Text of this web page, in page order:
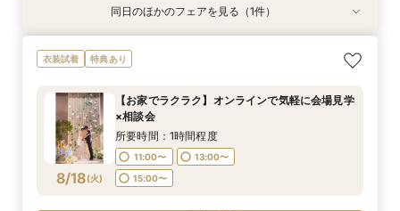
8/17(月)
＼サクッと60分で結婚式のことがわかる／時短
ウエディングフェア
9:30〜
フェアを予約
同日のほかのフェアを見る（1件）
衣装試着 特典あり
8/18(火)
【お家でラクラク】オンラインで気軽に会場見学
×相談会
所要時間：1時間程度
11:00〜
13:00〜
15:00〜